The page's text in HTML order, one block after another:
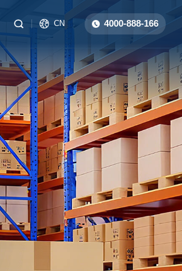
CN 4000-888-166